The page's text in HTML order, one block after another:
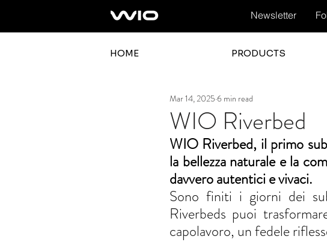
Newsletter
HOME PRODUCTS
WIO Riverbed
Mar 14, 2025 6 min read
WIO Riverbed, il primo
la bellezza naturale e la
davvero autentici e vivaci.
Sono finiti i giorni dei
Riverbeds puoi
capolavoro, un fedele